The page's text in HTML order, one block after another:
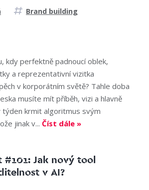
Brand building
kdy perfektně padnoucí oblek,
a reprezentativní vizitka
v korporátním světě? Tahle doba
musíte mít příběh, vizi a hlavně
týden krmit algoritmus svým
jinak v... Číst dále »
#101: Jak nový tool
v AI?